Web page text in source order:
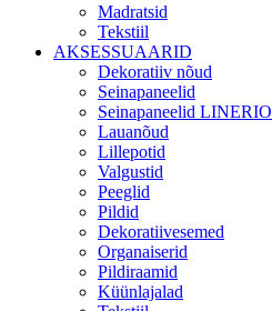
Madratsid
Tekstiil
AKSESSUAARID
Dekoratiiv nõud
Seinapaneelid
Seinapaneelid LINERIO
Lauanõud
Lillepotid
Valgustid
Peeglid
Pildid
Dekoratiivesemed
Organaiserid
Pildiraamid
Küünlajalad